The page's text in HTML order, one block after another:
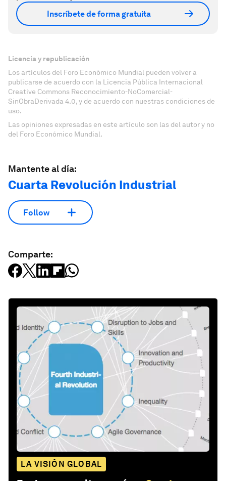
Inscríbete de forma gratuita
Licencia y republicación
Los artículos del Foro Económico Mundial pueden volver a
publicarse de acuerdo con la Licencia Pública Internacional
Creative Commons Reconocimiento-NoComercial-
SinObraDerivada 4.0, y de acuerdo con nuestras condiciones de
uso.
Las opiniones expresadas en este artículo son las del autor y no
del Foro Económico Mundial.
Mantente al día:
Cuarta Revolución Industrial
Follow
Comparte:
LA VISIÓN GLOBAL